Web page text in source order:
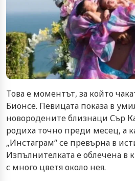
Това е моментът, за който
Бионсе. Певицата показа в
новородените близнаци Сър
родиха точно преди месец, а
„Инстаграм“ се превърна в
Изпълнителката е облечена в
с много цветя около нея.